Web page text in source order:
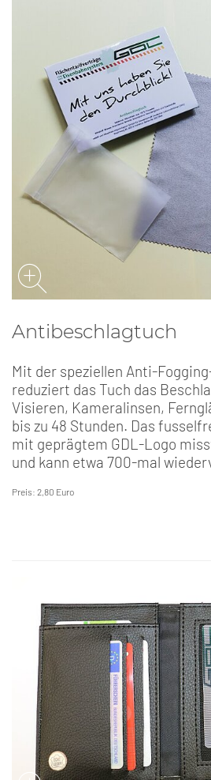
Antibeschlagtuch
Mit der speziellen Anti-
reduziert das Tuch das
Visieren, Kameralinsen,
bis zu 48 Stunden. Das
mit geprägtem GDL-Logo
und kann etwa 700-mal
Preis: 2,80 Euro